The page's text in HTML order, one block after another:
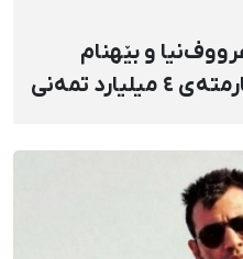
و بێهنام
مەعرووف‌‌نیا بە دانانی بارمتەی ٤ میلیارد تمەنی